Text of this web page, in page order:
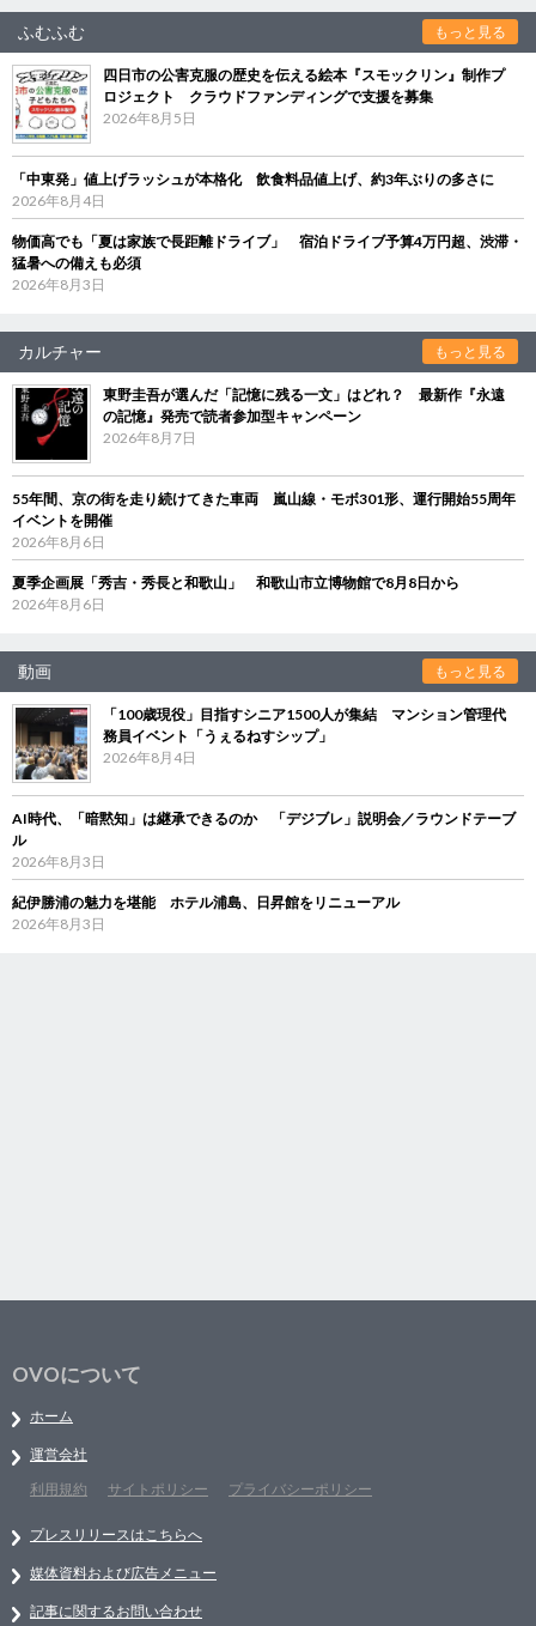
ふむふむ もっと見る
四日市の公害克服の歴史を伝える絵本『スモックリン』制作プ
ロジェクト クラウドファンディングで支援を募集
2026年8月5日
「中東発」値上げラッシュが本格化 飲食料品値上げ、約3年ぶりの多さに
2026年8月4日
物価高でも「夏は家族で長距離ドライブ」 宿泊ドライブ予算4万円超、渋滞・
猛暑への備えも必須
2026年8月3日
カルチャー もっと見る
東野圭吾が選んだ「記憶に残る一文」はどれ？ 最新作『永遠
の記憶』発売で読者参加型キャンペーン
2026年8月7日
55年間、京の街を走り続けてきた車両 嵐山線・モボ301形、運行開始55周年
イベントを開催
2026年8月6日
夏季企画展「秀吉・秀長と和歌山」 和歌山市立博物館で8月8日から
2026年8月6日
動画 もっと見る
「100歳現役」目指すシニア1500人が集結 マンション管理代
務員イベント「うぇるねすシップ」
2026年8月4日
AI時代、「暗黙知」は継承できるのか 「デジブレ」説明会／ラウンドテーブ
ル
2026年8月3日
紀伊勝浦の魅力を堪能 ホテル浦島、日昇館をリニューアル
2026年8月3日
OVOについて
ホーム
運営会社
利用規約
サイトポリシー プライバシーポリシー
プレスリリースはこちらへ
媒体資料および広告メニュー
記事に関するお問い合わせ